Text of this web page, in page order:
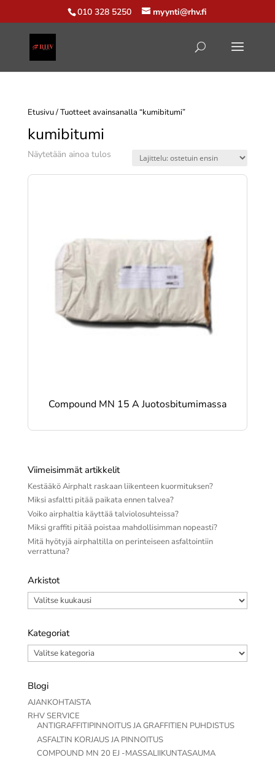
010 328 5250 myynti@rhv.fi
Etusivu/ Tuotteet avainsanalla “kumibitumi”
kumibitumi
Näytetään ainoa tulos
Compound MN 15 A Juotosbitumimassa
Viimeisimmät artikkelit
Kestääkö Airphalt raskaan liikenteen kuormituksen?
Miksi asfaltti pitää paikata ennen talvea?
Voiko airphaltia käyttää talviolosuhteissa?
Miksi graffiti pitää poistaa mahdollisimman nopeasti?
Mitä hyötyjä airphaltilla on perinteiseen asfaltointiin
verrattuna?
Arkistot
Arkistot
Kategoriat
Kategoriat
Blogi
AJANKOHTAISTA
RHV SERVICE
ANTIGRAFFITIPINNOITUS JA GRAFFITIEN PUHDISTUS
ASFALTIN KORJAUS JA PINNOITUS
COMPOUND MN 20 EJ -MASSALIIKUNTASAUMA